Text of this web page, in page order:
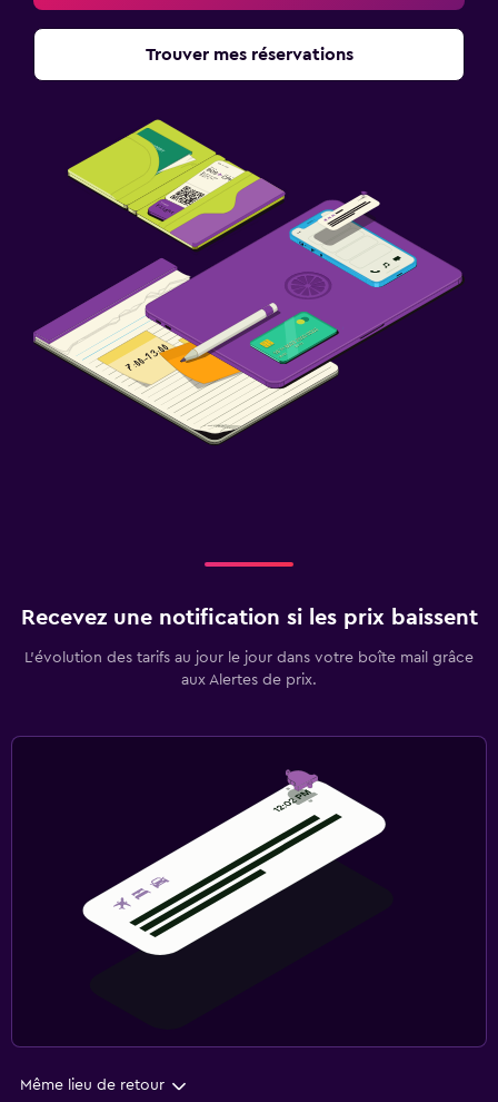
Trouver mes réservations
Recevez une notification si les prix baissent
L’évolution des tarifs au jour le jour dans votre boîte mail grâce
aux Alertes de prix.
Même lieu de retour